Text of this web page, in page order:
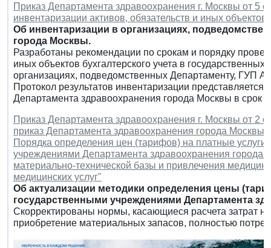
Приказ Департамента здравоохранения г. Москвы от 5
инвентаризации активов, обязательств и иных объектов
Об инвентаризации в организациях,
города Москвы.
Разработаны рекомендации по срокам и порядку
иных объектов бухгалтерского учета в
организациях, подведомственных Департаменту, ГУП
Протокол результатов инвентаризации представляется
Департамента здравоохранения города Москвы в срок
Приказ Департамента здравоохранения г. Москвы от 2
приказ Департамента здравоохранения города Москвы
Порядка определения цен (тарифов) на платные
учреждениями Департамента здравоохранения города
материально-технической базы и привлечения
медицинских услуг"
Об актуализации методики определения цены
государственными учреждениями Департамента
Скорректированы нормы, касающиеся расчета затрат
приобретение материальных запасов, полностью